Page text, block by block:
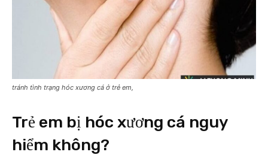
tránh tình trạng hóc xương cá ở trẻ em,
Trẻ em bị hóc xương cá nguy
hiểm không?